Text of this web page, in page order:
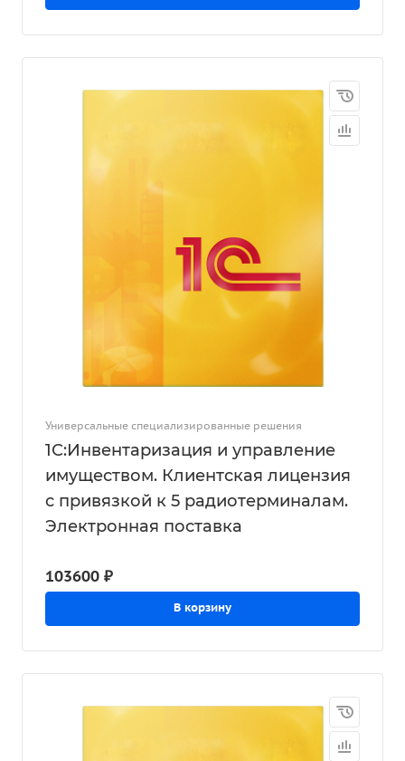
Универсальные специализированные решения
1С:Инвентаризация и управление
имуществом. Клиентская лицензия
с привязкой к 5 радиотерминалам.
Электронная поставка
103600 ₽
В корзину